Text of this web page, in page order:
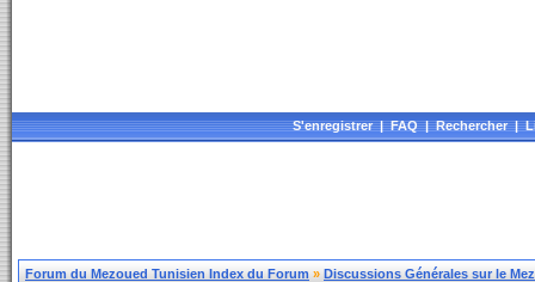
S'enregistrer|FAQ|Rechercher|
Forum du Mezoued Tunisien Index du Forum » Discussions Générales sur le